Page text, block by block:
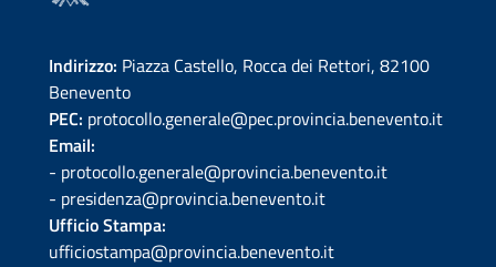
Indirizzo: Piazza Castello, Rocca dei Rettori, 82100
Benevento
PEC: protocollo.generale@pec.provincia.benevento.it
Email:
- protocollo.generale@provincia.benevento.it
- presidenza@provincia.benevento.it
Ufficio Stampa:
ufficiostampa@provincia.benevento.it